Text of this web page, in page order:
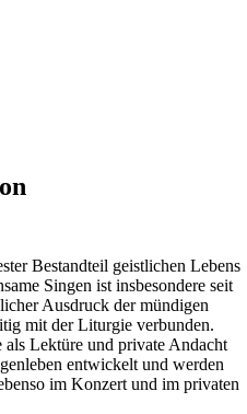
Bestandteil geistlichen Lebens
Singen ist insbesondere seit
Ausdruck der mündigen
mit der Liturgie verbunden.
Lektüre und private Andacht
entwickelt und werden
im Konzert und im privaten